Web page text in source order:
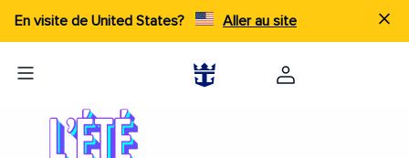
En visite de United States? Aller au site